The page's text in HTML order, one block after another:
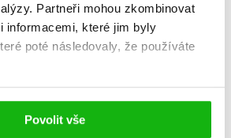
Partneři mohou zkombinovat
informacemi, které jim byly
poté následovaly, že používáte
Povolit vše
vytvořena žádná uživatelská hodnocení.